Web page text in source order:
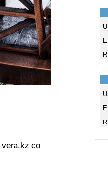
vera.kz со